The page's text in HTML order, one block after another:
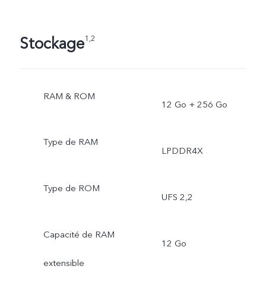
Stockage1,2
RAM & ROM
12 Go + 256 Go
Type de RAM
LPDDR4X
Type de ROM
UFS 2,2
Capacité de RAM
extensible
12 Go